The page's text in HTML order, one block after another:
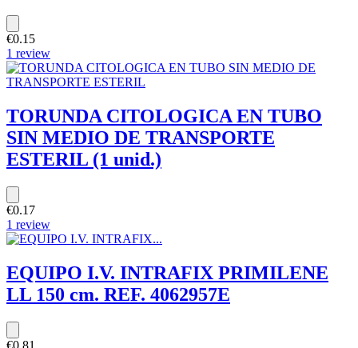
€0.15
1 review
TORUNDA CITOLOGICA EN TUBO
SIN MEDIO DE TRANSPORTE
ESTERIL (1 unid.)
€0.17
1 review
EQUIPO I.V. INTRAFIX PRIMILENE
LL 150 cm. REF. 4062957E
€0.81